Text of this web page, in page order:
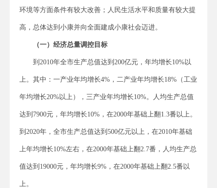
环境等方面条件有较大改善；人民生活水平和质量有较大提
高，总体达到小康并向全面建成小康社会迈进。
（一）经济总量调控目标
到2010年全市生产总值达到200亿元，年均增长10%以
上。其中：一产业年均增长4%，二产业年均增长18%（工业
年均增长20%以上），三产业年均增长10%。人均生产总值
达到7900元，年均增长10%，在2000年基础上翻1.3番以上。
到2020年，全市生产总值达到500亿元以上，在2010年基础
上年均增长10%左右，在2000年基础上翻2.7番，人均生产总
值达到19000元，年均增长9%，在2000年基础上翻2.5番以
上。